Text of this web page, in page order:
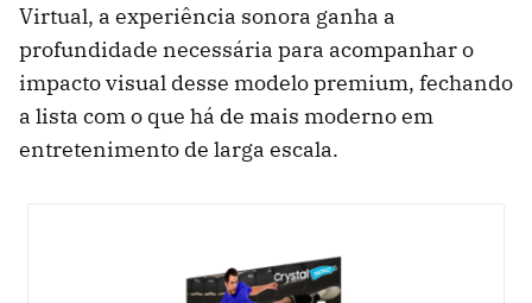
Virtual, a experiência sonora ganha a
profundidade necessária para acompanhar o
impacto visual desse modelo premium, fechando
a lista com o que há de mais moderno em
entretenimento de larga escala.